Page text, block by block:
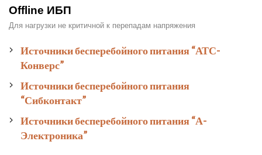
Offline ИБП
Для нагрузки не критичной к перепадам напряжения
Источники бесперебойного питания “АТС-
Конверс”
Источники бесперебойного питания
“Сибконтакт”
Источники бесперебойного питания “А-
Электроника”